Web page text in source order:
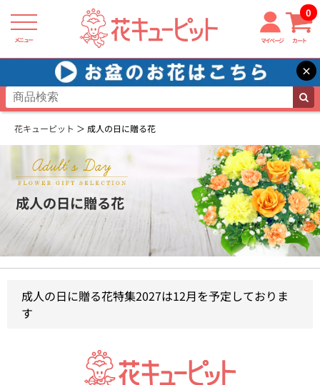
メニュー マイページ カート
0
×
花キューピット 成人の日に贈る花
成人の日に贈る花
成人の日に贈る花特集2027は12月を予定しておりま
す